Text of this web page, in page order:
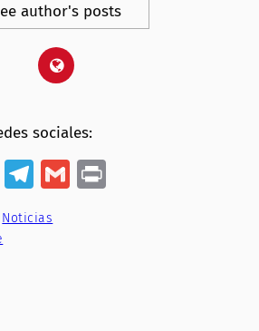
author's posts
sociales:
Telegram
GmailPrint
Noticias